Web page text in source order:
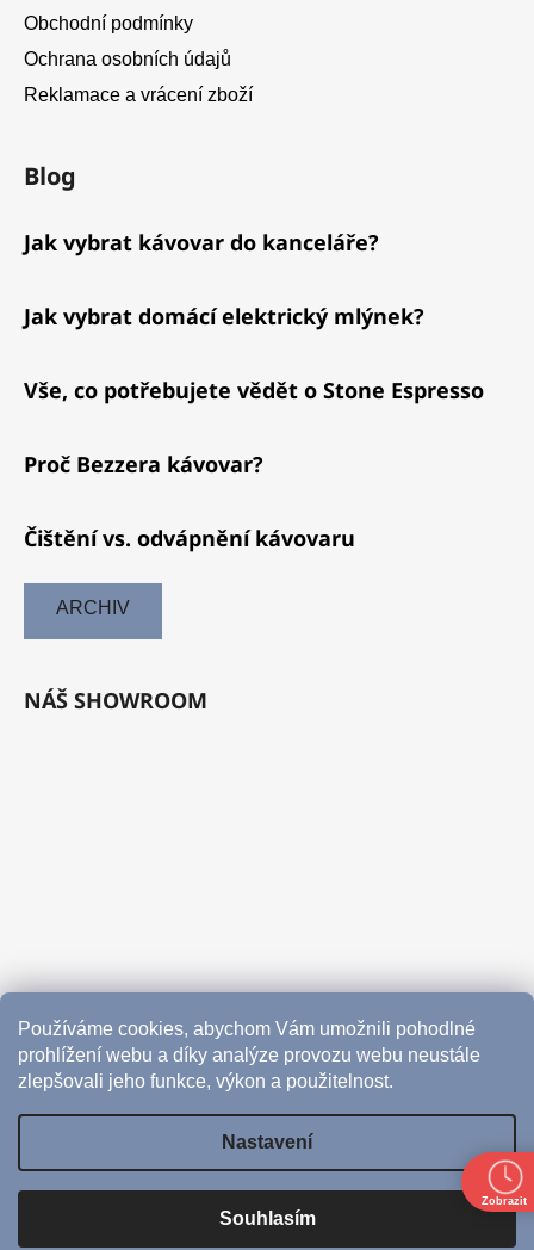
Používáme cookies, abychom Vám umožnili pohodlné
prohlížení webu a díky analýze provozu webu neustále
zlepšovali jeho funkce, výkon a použitelnost.
Nastavení
Souhlasím
Obchodní podmínky
Ochrana osobních údajů
Reklamace a vrácení zboží
Blog
Jak vybrat kávovar do kanceláře?
Jak vybrat domácí elektrický mlýnek?
Vše, co potřebujete vědět o Stone Espresso
Proč Bezzera kávovar?
Čištění vs. odvápnění kávovaru
ARCHIV
NÁŠ SHOWROOM
CoffeeHub. Všechna práva vyhrazena.
Zobrazit